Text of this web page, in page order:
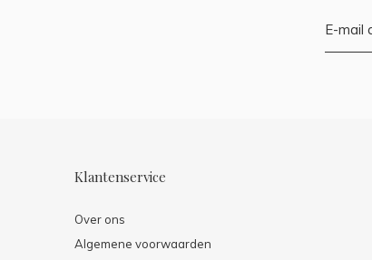
Klantenservice
Over ons
Algemene voorwaarden